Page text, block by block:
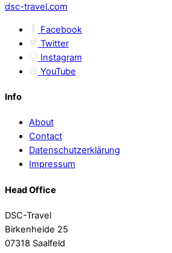
dsc-travel.com
Facebook
Twitter
Instagram
YouTube
Info
About
Contact
Datenschutzerklärung
Impressum
Head Office
DSC-Travel
Birkenheide 25
07318 Saalfeld